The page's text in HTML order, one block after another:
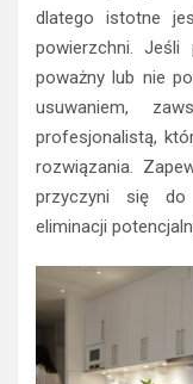
dlatego istotne
powierzchni.
poważny lub nie
usuwaniem,
profesjonalistą,
rozwiązania.
przyczyni się do
eliminacji